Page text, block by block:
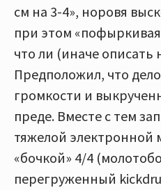
см на 3-4», норовя
при этом
что ли (иначе описать
Предположил, что
громкости и
преде. Вместе с тем
тяжелой электронной
«бочкой» 4/4
перегруженный